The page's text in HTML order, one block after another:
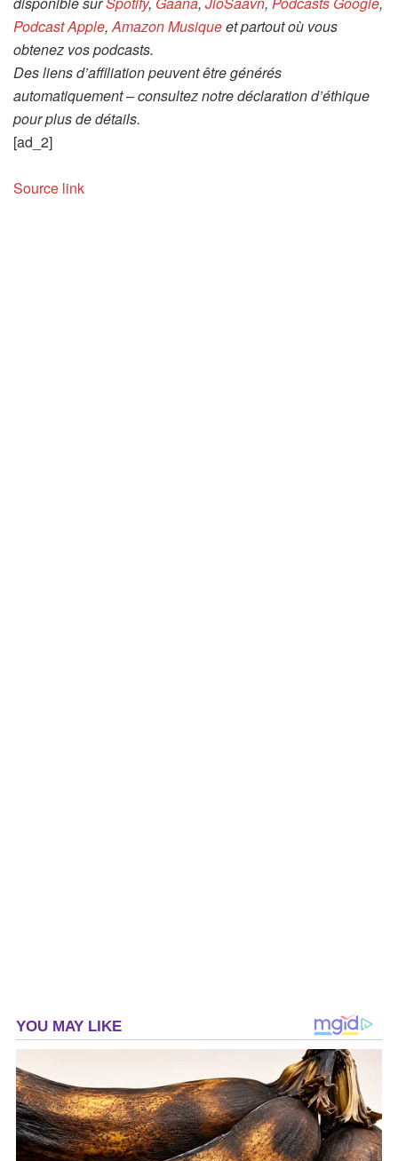
Podcast Apple,Amazon Musiqueet partout où vous
obtenez vos podcasts.
Des liens d’affiliation peuvent être générés
automatiquement – consultez notre déclaration d’éthique
pour plus de détails.
[ad_2]
Source link